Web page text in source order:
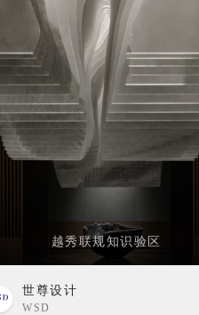
越秀联规知识验区
世尊设计
WSD